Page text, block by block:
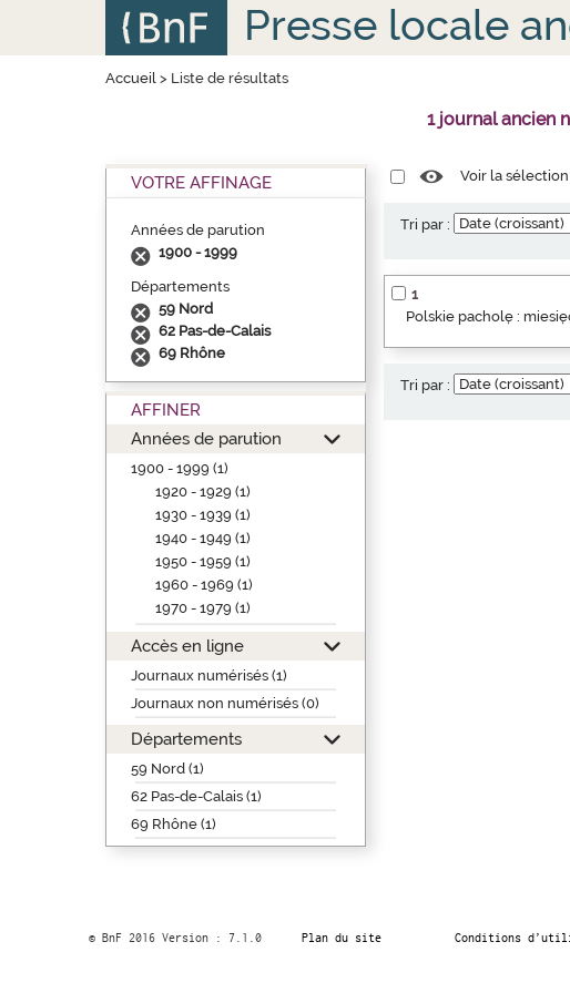
Presse locale
Accueil> Liste de résultats
1 journal ancien
VOTRE AFFINAGE
Années de parution
1900 - 1999
Départements
59 Nord
62 Pas-de-Calais
69 Rhône
AFFINER
Années de parution
1900 - 1999 (1)
1920 - 1929 (1)
1930 - 1939 (1)
1940 - 1949 (1)
1950 - 1959 (1)
1960 - 1969 (1)
1970 - 1979 (1)
Accès en ligne
Journaux numérisés (1)
Journaux non numérisés (0)
Départements
59 Nord (1)
62 Pas-de-Calais (1)
69 Rhône (1)
Voir la
Tri par :
1
Polskie pacholę :
Tri par :
© BnF 2016 Version : 7.1.0 Plan du site Conditions
Panneau de gestion des cookies